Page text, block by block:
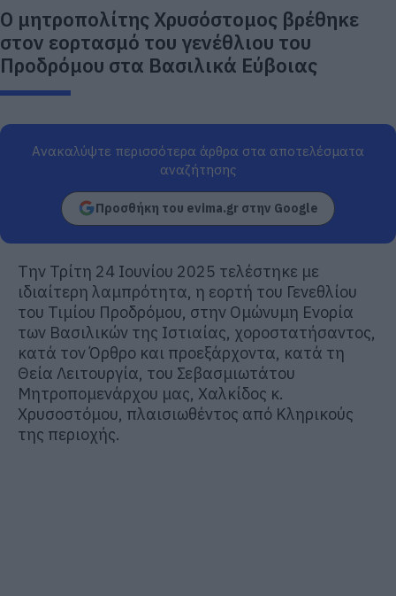
Ο μητροπολίτης Χρυσόστομος βρέθηκε
στον εορτασμό του γενέθλιου του
Προδρόμου στα Βασιλικά Εύβοιας
Ανακαλύψτε περισσότερα άρθρα στα αποτελέσματα
αναζήτησης
Προσθήκη του evima.gr στην Google
Την Τρίτη 24 Ιουνίου 2025 τελέστηκε με
ιδιαίτερη λαμπρότητα, η εορτή του Γενεθλίου
του Τιμίου Προδρόμου, στην Ομώνυμη Ενορία
των Βασιλικών της Ιστιαίας, χοροστατήσαντος,
κατά τον Όρθρο και προεξάρχοντα, κατά τη
Θεία Λειτουργία, του Σεβασμιωτάτου
Μητροπομενάρχου μας, Χαλκίδος κ.
Χρυσοστόμου, πλαισιωθέντος από Κληρικούς
της περιοχής.